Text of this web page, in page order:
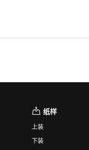
纸样
上装
下装